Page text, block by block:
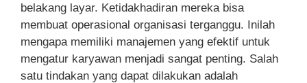
belakang layar. Ketidakhadiran mereka bisa
membuat operasional organisasi terganggu. Inilah
mengapa memiliki manajemen yang efektif untuk
mengatur karyawan menjadi sangat penting. Salah
satu tindakan yang dapat dilakukan adalah